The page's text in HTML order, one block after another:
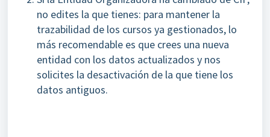
no edites la que tienes: para mantener la
trazabilidad de los cursos ya gestionados, lo
más recomendable es que crees una nueva
entidad con los datos actualizados y nos
solicites la desactivación de la que tiene los
datos antiguos.